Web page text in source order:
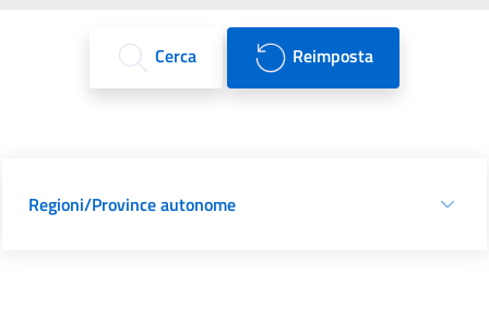
Cerca Reimposta
Regioni/Province autonome